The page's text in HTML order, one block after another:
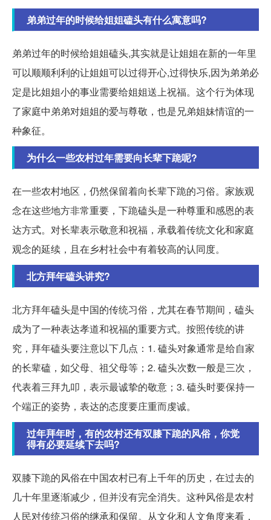
弟弟过年的时候给姐姐磕头有什么寓意吗?
弟弟过年的时候给姐姐磕头,其实就是让姐姐在新的一年里
可以顺顺利利的让姐姐可以过得开心,过得快乐,因为弟弟必
定是比姐姐小的事业需要给姐姐送上祝福。这个行为体现
了家庭中弟弟对姐姐的爱与尊敬，也是兄弟姐妹情谊的一
种象征。
为什么一些农村过年需要向长辈下跪呢?
在一些农村地区，仍然保留着向长辈下跪的习俗。家族观
念在这些地方非常重要，下跪磕头是一种尊重和感恩的表
达方式。对长辈表示敬意和祝福，承载着传统文化和家庭
观念的延续，且在乡村社会中有着较高的认同度。
北方拜年磕头讲究?
北方拜年磕头是中国的传统习俗，尤其在春节期间，磕头
成为了一种表达孝道和祝福的重要方式。按照传统的讲
究，拜年磕头要注意以下几点：1. 磕头对象通常是给自家
的长辈磕，如父母、祖父母等；2. 磕头次数一般是三次，
代表着三拜九叩，表示最诚挚的敬意；3. 磕头时要保持一
个端正的姿势，表达的态度要庄重而虔诚。
过年拜年时，有的农村还有双膝下跪的风俗，你觉
得有必要延续下去吗?
双膝下跪的风俗在中国农村已有上千年的历史，在过去的
几十年里逐渐减少，但并没有完全消失。这种风俗是农村
人民对传统习俗的继承和保留。从文化和人文角度来看，